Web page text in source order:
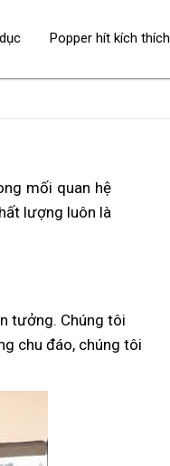
mối quan hệ
lượng luôn là
tưởng. Chúng tôi
chu đáo, chúng tôi
Popper hít kích thích